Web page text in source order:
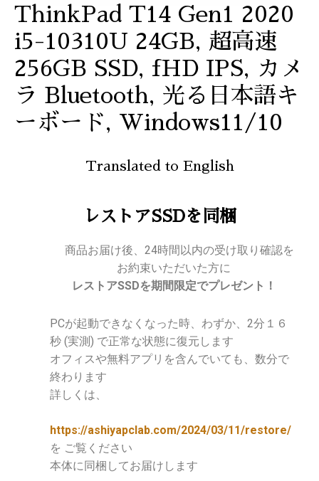
ThinkPad T14 Gen1 2020
i5-10310U 24GB, 超高速
256GB SSD, fHD IPS, カメ
ラ Bluetooth, 光る日本語キ
ーボード, Windows11/10
Translated to English
レストアSSDを同梱
商品お届け後、24時間以内の受け取り確認を
お約束いただいた方に
レストアSSDを期間限定でプレゼント！
PCが起動できなくなった時、わずか、2分１６
秒 (実測) で正常な状態に復元します
オフィスや無料アプリを含んでいても、数分で
終わります
詳しくは、
https://ashiyapclab.com/2024/03/11/restore/
を ご覧ください
本体に同梱してお届けします